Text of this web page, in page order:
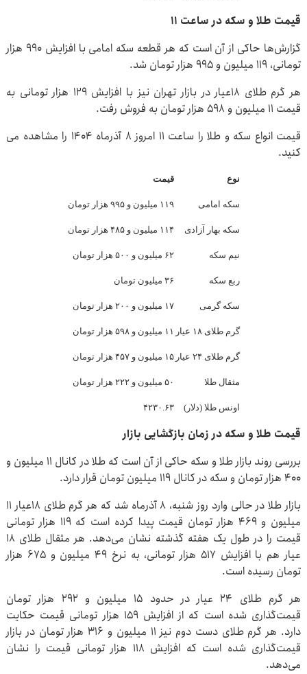
قیمت طلا و سکه در ساعت ۱۱
گزارش‌ها حاکی از آن است که هر قطعه سکه امامی با افزایش ۹۹۰ هزار
تومانی، ۱۱۹ میلیون و ۹۹۵ هزار تومان شد.
هر گرم طلای ۱۸عیار در بازار تهران نیز با افزایش ۱۲۹ هزار تومانی به
قیمت ۱۱ میلیون و ۵۹۸ هزار تومان به فروش رفت.
قیمت انواع سکه و طلا را ساعت ۱۱ امروز ۸ آذرماه ۱۴۰۴ را مشاهده می
کنید.
نوع قیمت
سکه امامی ۱۱۹ میلیون و ۹۹۵ هزار تومان
سکه بهار آزادی ۱۱۴ میلیون و ۴۸۵ هزار تومان
نیم سکه ۶۲ میلیون و ۵۰۰ هزار تومان
ربع سکه ۳۶ میلیون تومان
سکه گرمی ۱۷ میلیون و ۲۰۰ هزار تومان
گرم طلای ۱۸ عیار ۱۱ میلیون و ۵۹۸ هزار تومان
گرم طلای ۲۴ عیار ۱۵ میلیون و ۴۵۷ هزار تومان
مثقال طلا ۵۰ میلیون و ۲۲۲ هزار تومان
اونس طلا (دلار) ۴۲۳۰.۶۳
قیمت طلا و سکه در زمان بازگشایی بازار
بررسی روند بازار طلا و سکه حاکی از آن است که طلا در کانال ۱۱ میلیون و
۴۰۰ هزار تومان و سکه در کانال ۱۱۹ میلیون تومان قرار دارد.
بازار طلا در حالی وارد روز شنبه، ۸ آذرماه شد که هر گرم طلای ۱۸عیار ۱۱
میلیون و ۴۶۹ هزار تومان قیمت پیدا کرده است که ۱۱۹ هزار تومانی
قیمت را در طول یک هفته گذشته نشان می‌دهد. هر مثقال طلای ۱۸
عیار هم با افزایش ۵۱۷ هزار تومانی، به نرخ ۴۹ میلیون و ۶۷۵ هزار
تومان رسیده است.
هر گرم طلای ۲۴ عیار در حدود ۱۵ میلیون و ۲۹۲ هزار تومان
قیمت‌گذاری شده است که از افزایش ۱۵۹ هزار تومانی قیمت حکایت
دارد. هر گرم طلای دست دوم نیز ۱۱ میلیون و ۳۱۶ هزار تومان در بازار
قیمت‌گذاری شده است که افزایش ۱۱۸ هزار تومانی قیمت را نشان
می‌دهد.